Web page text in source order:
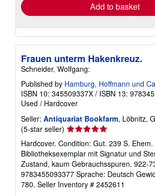
Add to basket
Frauen unterm Hakenkreuz.
Schneider, Wolfgang:
Published by Hamburg, Hoffmann und
ISBN 10: 345509337X / ISBN 13:
Used / Hardcover
Seller: Antiquariat Bookfarm, Löbnitz,
(5-star seller) Seller
rating
5
out
of
5
stars
Hardcover. Condition: Gut. 239 S. Ehem.
Bibliotheksexemplar mit Signatur und
Zustand, kaum Gebrauchsspuren. 922-
9783455093377 Sprache: Deutsch
780. Seller Inventory # 2452611